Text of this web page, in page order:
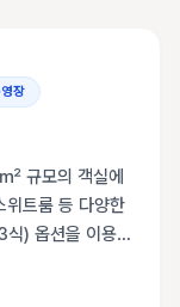
장
규모의 객실에
위트룸 등 다양한
식) 옵션을 이용
, 주변에 빈폈